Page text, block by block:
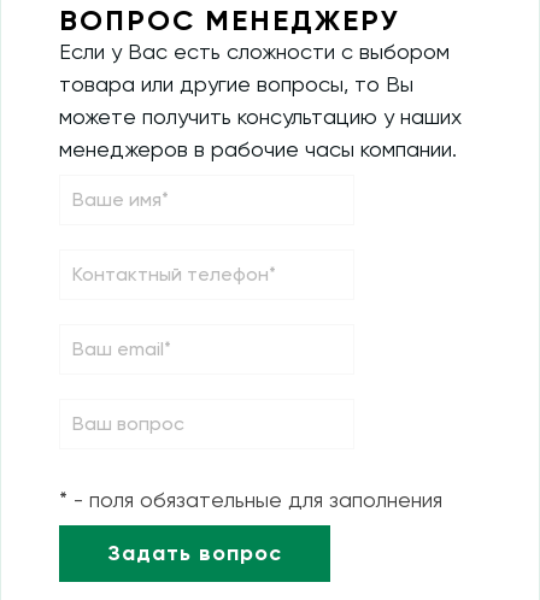
ВОПРОС МЕНЕДЖЕРУ
Если у Вас есть сложности с выбором
товара или другие вопросы, то Вы
можете получить консультацию у наших
менеджеров в рабочие часы компании.
* - поля обязательные для заполнения